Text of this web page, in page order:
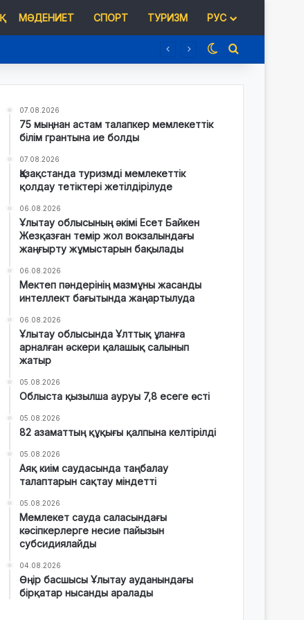
МӘДЕНИЕТ СПОРТ ТУРИЗМ РУС
Switch skin
Іздеу
07.08.2026
75 мыңнан астам талапкер мемлекеттік
білім грантына ие болды
07.08.2026
Қазақстанда туризмді мемлекеттік
қолдау тетіктері жетілдірілуде
06.08.2026
Ұлытау облысының әкімі Есет Байкен
Жезқазған темір жол вокзалындағы
жаңғырту жұмыстарын бақылады
06.08.2026
Мектеп пәндерінің мазмұны жасанды
интеллект бағытында жаңартылуда
06.08.2026
Ұлытау облысында Ұлттық ұланға
арналған әскери қалашық салынып
жатыр
05.08.2026
Облыста қызылша ауруы 7,8 есеге өсті
05.08.2026
82 азаматтың құқығы қалпына келтірілді
05.08.2026
Аяқ киім саудасында таңбалау
талаптарын сақтау міндетті
05.08.2026
Мемлекет сауда саласындағы
кәсіпкерлерге несие пайызын
субсидиялайды
04.08.2026
Өңір басшысы Ұлытау ауданындағы
бірқатар нысанды аралады